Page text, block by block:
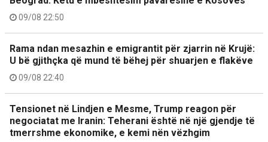
09/08 22:50
Rama ndan mesazhin e emigrantit për zjarrin në Krujë:
U bë gjithçka që mund të bëhej për shuarjen e flakëve
09/08 22:40
Tensionet në Lindjen e Mesme, Trump reagon për
negociatat me Iranin: Teherani është në një gjendje të
tmerrshme ekonomike, e kemi nën vëzhgim